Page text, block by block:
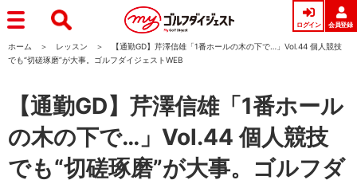
ログイン 会員登録
ホーム レッスン
【通勤GD】芹澤信雄「1番ホールの木の下で…」Vol.44 個人競技
でも“切磋琢磨”が大事。ゴルフダイジェストWEB
【通勤GD】芹澤信雄「1番ホール
の木の下で…」Vol.44 個人競技
でも“切磋琢磨”が大事。ゴルフダ